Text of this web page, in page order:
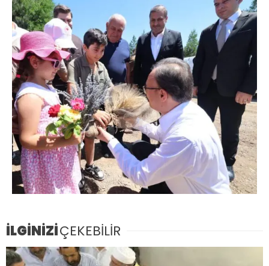
İLGİNİZİÇEKEBİLİR